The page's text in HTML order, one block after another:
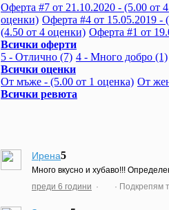
Оферта #7 от 21.10.2020 - (5.00 от
оценки) Оферта #4 от 15.05.2019 -
(4.50 от 4 оценки) Оферта #1 от
Всички оферти
5 - Отлично (7) 4 - Много добро (1)
Всички оценки
От мъже - (5.00 от 1 оценка) От
Всички ревюта
Ирена5
Много вкусно и хубаво!!!
преди 6 години · · Подкрепям